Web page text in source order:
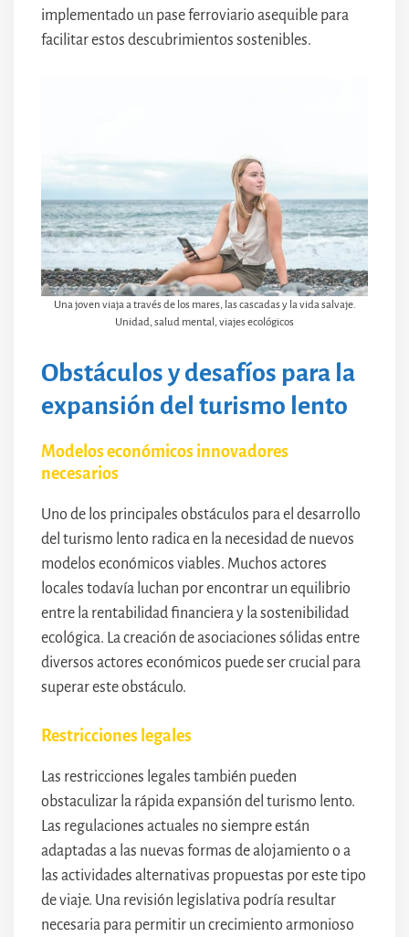
implementado un pase ferroviario asequible para
facilitar estos descubrimientos sostenibles.
Una joven viaja a través de los mares, las cascadas y la vida salvaje.
Unidad, salud mental, viajes ecológicos
Obstáculos y desafíos para la
expansión del turismo lento
Modelos económicos innovadores
necesarios
Uno de los principales obstáculos para el desarrollo
del turismo lento radica en la necesidad de nuevos
modelos económicos viables. Muchos actores
locales todavía luchan por encontrar un equilibrio
entre la rentabilidad financiera y la sostenibilidad
ecológica. La creación de asociaciones sólidas entre
diversos actores económicos puede ser crucial para
superar este obstáculo.
Restricciones legales
Las restricciones legales también pueden
obstaculizar la rápida expansión del turismo lento.
Las regulaciones actuales no siempre están
adaptadas a las nuevas formas de alojamiento o a
las actividades alternativas propuestas por este tipo
de viaje. Una revisión legislativa podría resultar
necesaria para permitir un crecimiento armonioso